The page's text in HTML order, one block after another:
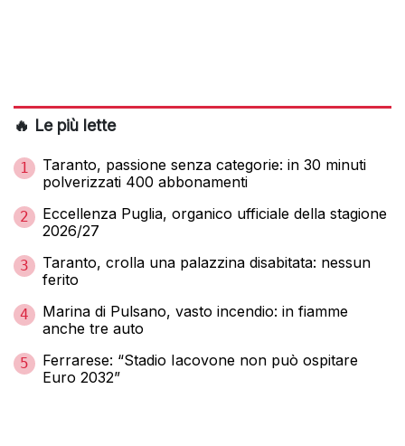
🔥 Le più lette
1
Taranto, passione senza categorie: in 30 minuti
polverizzati 400 abbonamenti
2
Eccellenza Puglia, organico ufficiale della stagione
2026/27
3
Taranto, crolla una palazzina disabitata: nessun
ferito
4
Marina di Pulsano, vasto incendio: in fiamme
anche tre auto
5
Ferrarese: “Stadio Iacovone non può ospitare
Euro 2032”